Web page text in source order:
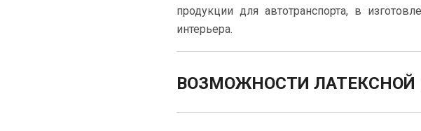
продукции для автотранспорта, в
интерьера.
ВОЗМОЖНОСТИ ЛАТЕКСНОЙ